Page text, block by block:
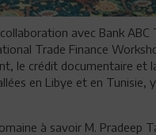
avec Bank ABC
Trade Finance
le crédit documentaire et
en Libye et en Tunisie,
à savoir M. Pradeep